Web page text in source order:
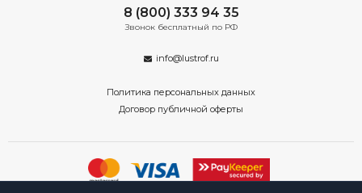
8 (800) 333 94 35
Звонок бесплатный по РФ
info@lustrof.ru
Политика персональных данных
Договор публичной оферты